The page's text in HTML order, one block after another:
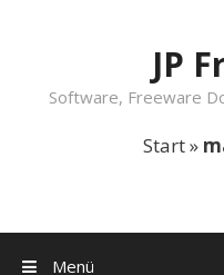
JP
Software, Freeware
Start»
Menü